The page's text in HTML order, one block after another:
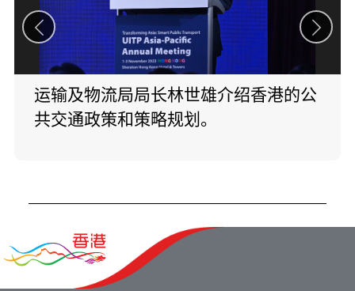
运输及物流局局长林世雄介绍香港的公
共交通政策和策略规划。